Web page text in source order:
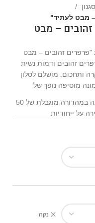
– מבט לעתיד"
– מבט
זהובים – מבט
זהובים ודמות נשית
ותחכום. מושלם לסלון
מוסיפה נופך של
מהדורה מוגבלת - יצירה זו זמינה במהדורה מוגבלת של 50
על ייחודיות
נקה